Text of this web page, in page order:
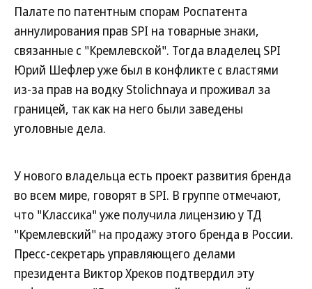
Палате по патентным спорам Роспатента
аннулирования прав SPI на товарные знаки,
связанные с "Кремлевской". Тогда владелец SPI
Юрий Шефлер уже был в конфликте с властями
из-за прав на водку Stolichnaya и проживал за
границей, так как на него были заведены
уголовные дела.
У нового владельца есть проект развития бренда
во всем мире, говорят в SPI. В группе отмечают,
что "Классика" уже получила лицензию у ТД
"Кремлевский" на продажу этого бренда в России.
Пресс-секретарь управляющего делами
президента Виктор Хреков подтвердил эту